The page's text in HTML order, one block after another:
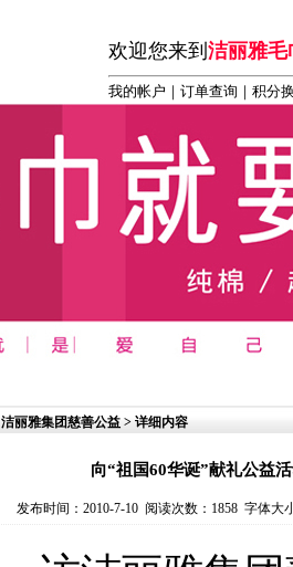
欢迎您来到 洁丽雅毛
我的帐户 ｜ 订单查询 ｜积分
洁丽雅集团慈善公益 > 详细内容
向“祖国60华诞”献礼公益
发布时间：2010-7-10 阅读次数：1858 字体大